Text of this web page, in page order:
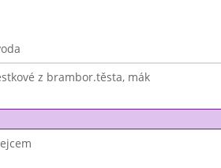
z brambor.těsta, mák